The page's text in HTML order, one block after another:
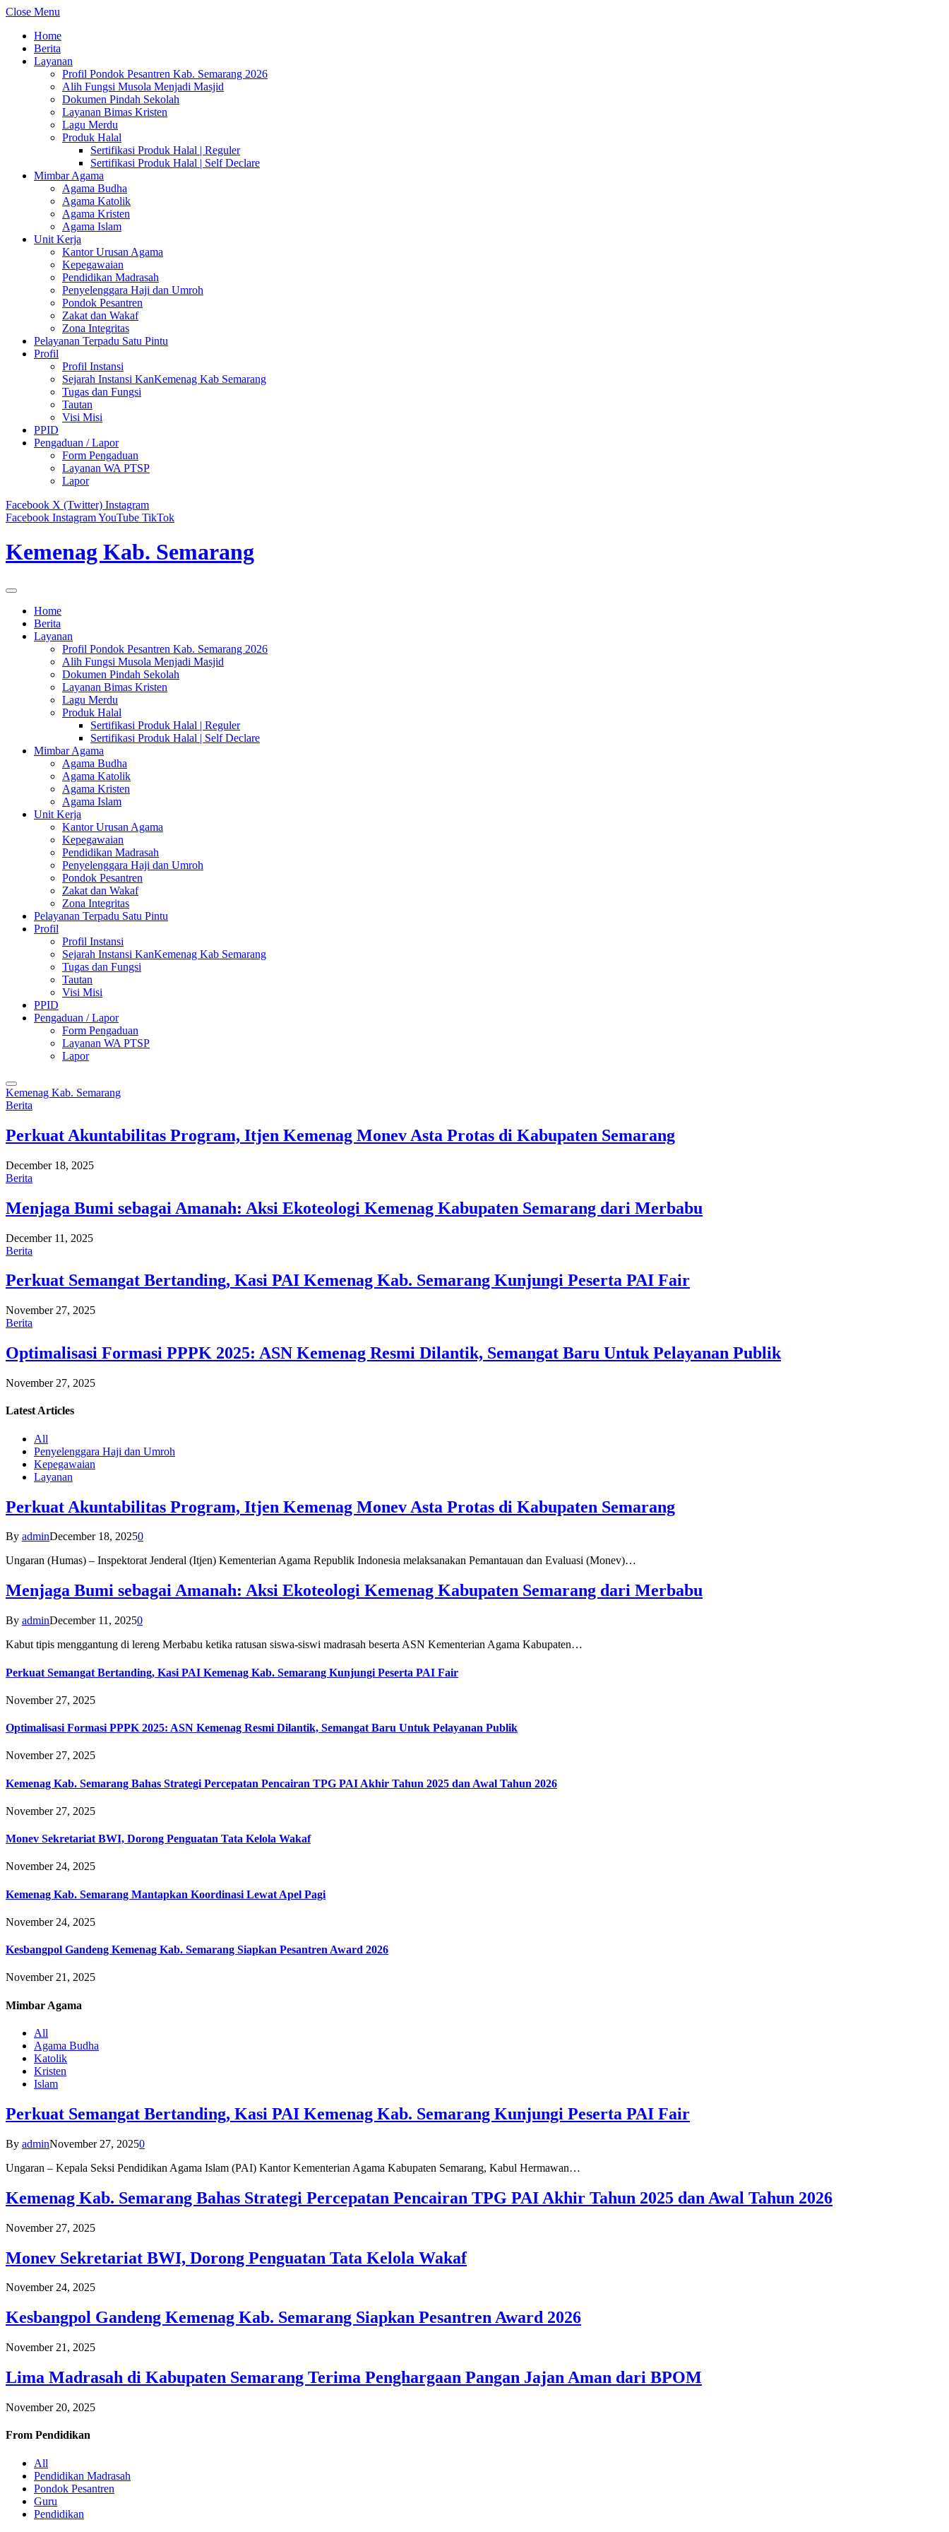
Close Menu
Home
Berita
Layanan
Profil Pondok Pesantren Kab. Semarang 2026
Alih Fungsi Musola Menjadi Masjid
Dokumen Pindah Sekolah
Layanan Bimas Kristen
Lagu Merdu
Produk Halal
Sertifikasi Produk Halal | Reguler
Sertifikasi Produk Halal | Self Declare
Mimbar Agama
Agama Budha
Agama Katolik
Agama Kristen
Agama Islam
Unit Kerja
Kantor Urusan Agama
Kepegawaian
Pendidikan Madrasah
Penyelenggara Haji dan Umroh
Pondok Pesantren
Zakat dan Wakaf
Zona Integritas
Pelayanan Terpadu Satu Pintu
Profil
Profil Instansi
Sejarah Instansi KanKemenag Kab Semarang
Tugas dan Fungsi
Tautan
Visi Misi
PPID
Pengaduan / Lapor
Form Pengaduan
Layanan WA PTSP
Lapor
Facebook X (Twitter) Instagram
Facebook InstagramYouTube TikTok
Kemenag Kab. Semarang
Home
Berita
Layanan
Profil Pondok Pesantren Kab. Semarang 2026
Alih Fungsi Musola Menjadi Masjid
Dokumen Pindah Sekolah
Layanan Bimas Kristen
Lagu Merdu
Produk Halal
Sertifikasi Produk Halal | Reguler
Sertifikasi Produk Halal | Self Declare
Mimbar Agama
Agama Budha
Agama Katolik
Agama Kristen
Agama Islam
Unit Kerja
Kantor Urusan Agama
Kepegawaian
Pendidikan Madrasah
Penyelenggara Haji dan Umroh
Pondok Pesantren
Zakat dan Wakaf
Zona Integritas
Pelayanan Terpadu Satu Pintu
Profil
Profil Instansi
Sejarah Instansi KanKemenag Kab Semarang
Tugas dan Fungsi
Tautan
Visi Misi
PPID
Pengaduan / Lapor
Form Pengaduan
Layanan WA PTSP
Lapor
Kemenag Kab. Semarang
Berita
Perkuat Akuntabilitas Program, Itjen Kemenag Monev Asta Protas di Kabupaten Semarang
December 18, 2025
Berita
Menjaga Bumi sebagai Amanah: Aksi Ekoteologi Kemenag Kabupaten Semarang dari Merbabu
December 11, 2025
Berita
Perkuat Semangat Bertanding, Kasi PAI Kemenag Kab. Semarang Kunjungi Peserta PAI Fair
November 27, 2025
Berita
Optimalisasi Formasi PPPK 2025: ASN Kemenag Resmi Dilantik, Semangat Baru Untuk Pelayanan Publik
November 27, 2025
Latest Articles
All
Penyelenggara Haji dan Umroh
Kepegawaian
Layanan
Perkuat Akuntabilitas Program, Itjen Kemenag Monev Asta Protas di Kabupaten Semarang
By adminDecember 18, 20250
Ungaran (Humas) – Inspektorat Jenderal (Itjen) Kementerian Agama Republik Indonesia melaksanakan Pemantauan dan Evaluasi (Monev)…
Menjaga Bumi sebagai Amanah: Aksi Ekoteologi Kemenag Kabupaten Semarang dari Merbabu
By adminDecember 11, 20250
Kabut tipis menggantung di lereng Merbabu ketika ratusan siswa-siswi madrasah beserta ASN Kementerian Agama Kabupaten…
Perkuat Semangat Bertanding, Kasi PAI Kemenag Kab. Semarang Kunjungi Peserta PAI Fair
November 27, 2025
Optimalisasi Formasi PPPK 2025: ASN Kemenag Resmi Dilantik, Semangat Baru Untuk Pelayanan Publik
November 27, 2025
Kemenag Kab. Semarang Bahas Strategi Percepatan Pencairan TPG PAI Akhir Tahun 2025 dan Awal Tahun 2026
November 27, 2025
Monev Sekretariat BWI, Dorong Penguatan Tata Kelola Wakaf
November 24, 2025
Kemenag Kab. Semarang Mantapkan Koordinasi Lewat Apel Pagi
November 24, 2025
Kesbangpol Gandeng Kemenag Kab. Semarang Siapkan Pesantren Award 2026
November 21, 2025
Mimbar Agama
All
Agama Budha
Katolik
Kristen
Islam
Perkuat Semangat Bertanding, Kasi PAI Kemenag Kab. Semarang Kunjungi Peserta PAI Fair
By adminNovember 27, 20250
Ungaran – Kepala Seksi Pendidikan Agama Islam (PAI) Kantor Kementerian Agama Kabupaten Semarang, Kabul Hermawan…
Kemenag Kab. Semarang Bahas Strategi Percepatan Pencairan TPG PAI Akhir Tahun 2025 dan Awal Tahun 2026
November 27, 2025
Monev Sekretariat BWI, Dorong Penguatan Tata Kelola Wakaf
November 24, 2025
Kesbangpol Gandeng Kemenag Kab. Semarang Siapkan Pesantren Award 2026
November 21, 2025
Lima Madrasah di Kabupaten Semarang Terima Penghargaan Pangan Jajan Aman dari BPOM
November 20, 2025
From Pendidikan
All
Pendidikan Madrasah
Pondok Pesantren
Guru
Pendidikan